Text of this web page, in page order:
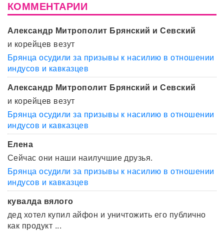
КОММЕНТАРИИ
Александр Митрополит Брянский и Севский
и корейцев везут
Брянца осудили за призывы к насилию в отношении
индусов и кавказцев
Александр Митрополит Брянский и Севский
и корейцев везут
Брянца осудили за призывы к насилию в отношении
индусов и кавказцев
Елена
Сейчас они наши наилучшие друзья.
Брянца осудили за призывы к насилию в отношении
индусов и кавказцев
кувалда вялого
дед хотел купил айфон и уничтожить его публично
как продукт ...